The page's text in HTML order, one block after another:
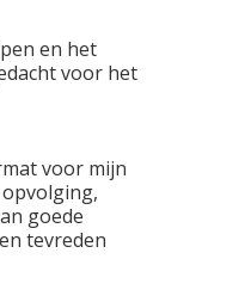
en het
voor het
voor mijn
goede
tevreden